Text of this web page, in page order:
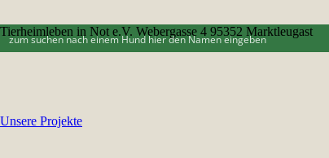
Tierheimleben in Not e.V. Webergasse 4 95352 Marktleugast
Unsere Projekte